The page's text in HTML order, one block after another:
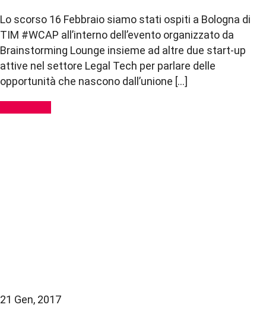
Lo scorso 16 Febbraio siamo stati ospiti a Bologna di
TIM #WCAP all’interno dell’evento organizzato da
Brainstorming Lounge insieme ad altre due start-up
attive nel settore Legal Tech per parlare delle
opportunità che nascono dall’unione […]
21 Gen, 2017